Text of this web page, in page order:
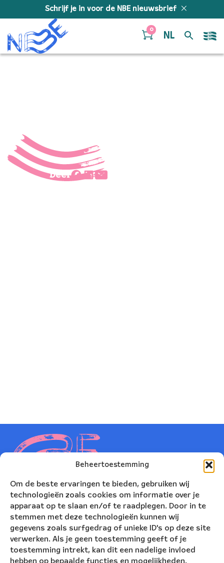
Beheertoestemming
Om de beste ervaringen te bieden, gebruiken wij
technologieën zoals cookies om informatie over je
apparaat op te slaan en/of te raadplegen. Door in te
stemmen met deze technologieën kunnen wij
gegevens zoals surfgedrag of unieke ID's op deze site
verwerken. Als je geen toestemming geeft of je
toestemming intrekt, kan dit een nadelige invloed
hebben op bepaalde functies en mogelijkheden.
Schrijf je in voor de NBE nieuwsbrief
0
NL
Deel
Nederlands Blazers Ensemble